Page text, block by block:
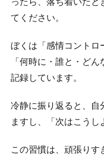
てください。
ぼくは「感情コントロ
「何時に・誰と・ど
記録しています。
冷静に振り返ると、自
ますし、「次はこうし
この習慣は、頑張りす